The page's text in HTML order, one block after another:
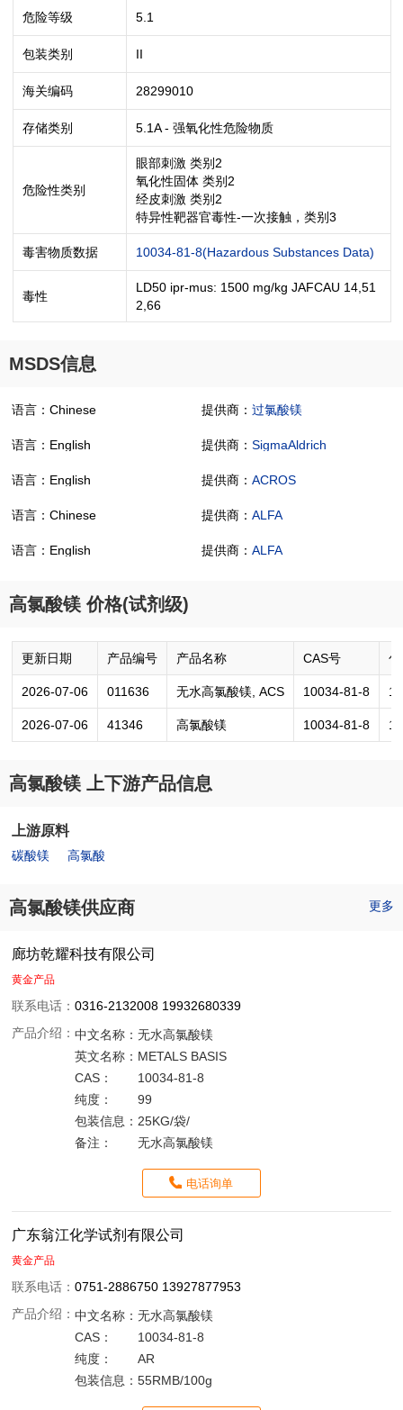
危险等级 5.1
包装类别 II
海关编码 28299010
存储类别 5.1A - 强氧化性危险物质
危险性类别
眼部刺激 类别2
氧化性固体 类别2
经皮刺激 类别2
特异性靶器官毒性-一次接触，类别3
毒害物质数据 10034-81-8(Hazardous Substances Data)
毒性
LD50 ipr-mus: 1500 mg/kg JAFCAU 14,51
2,66
MSDS信息
语言：Chinese 提供商： 过氯酸镁
语言：English 提供商： SigmaAldrich
语言：English 提供商： ACROS
语言：Chinese 提供商： ALFA
语言：English 提供商： ALFA
高氯酸镁 价格(试剂级)
更新日期 产品编号 产品名称 CAS号
2026-07-06 011636 无水高氯酸镁, ACS 10034-81-8
2026-07-06 41346 高氯酸镁 10034-81-8
高氯酸镁 上下游产品信息
上游原料
碳酸镁 高氯酸
高氯酸镁供应商 更多
廊坊乾耀科技有限公司
黄金产品
联系电话：0316-2132008 19932680339
产品介绍：中文名称：无水高氯酸镁
英文名称： METALS BASIS
CAS：
10034-81-8
纯度：
99
包装信息： 25KG/袋/
备注：
无水高氯酸镁
电话询单
广东翁江化学试剂有限公司
黄金产品
联系电话：0751-2886750 13927877953
产品介绍：中文名称：无水高氯酸镁
CAS：
10034-81-8
纯度：
AR
包装信息：55RMB/100g